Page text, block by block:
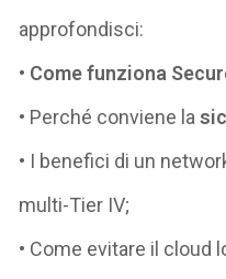
approfondisci:
• Come funziona
• Perché conviene la
• I benefici di un
multi-Tier IV;
• Come evitare il cloud